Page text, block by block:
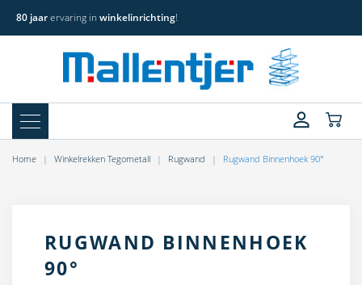
80 jaarervaring in winkelinrichting!
Home Winkelrekken Tegometall Rugwand Rugwand Binnenhoek 90°
RUGWAND BINNENHOEK
90°